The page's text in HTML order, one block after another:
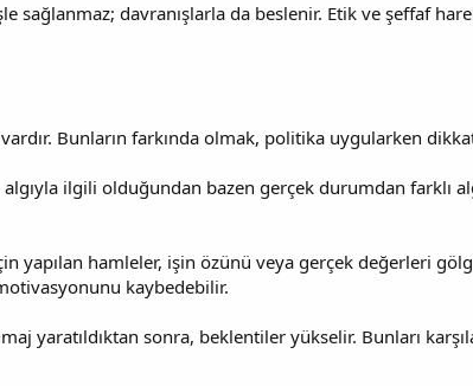
sağlanmaz; davranışlarla da beslenir. Etik ve şeffaf
Bunların farkında olmak, politika uygularken
algıyla ilgili olduğundan bazen gerçek durumdan farklı
yapılan hamleler, işin özünü veya gerçek değerleri
kaybedebilir.
yaratıldıktan sonra, beklentiler yükselir. Bunları